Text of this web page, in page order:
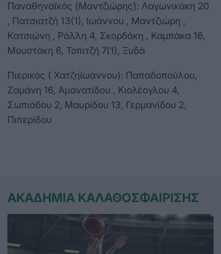
Παναθηναϊκός (Μαντζιώρης): Λαγωνικάκη 20
, Πατσιατζή 13(1), Ιωάννου , Μαντζιώρη ,
Κατσιώνη , Ράλλη 4, Σκορδάκη , Καμπάκα 16,
Μουστάκη 6, Τοπιτζή 7(1), Ξυδά
Πιερικός ( Χατζηϊωάννου): Παπαδοπούλου,
Ζαμάνη 16, Αμανατίδου , Κιολέογλου 4,
Σωπιάδου 2, Μαυρίδου 13, Γερμανίδου 2,
Πιπερίδου
ΑΚΑΔΗΜΙΑ ΚΑΛΑΘΟΣΦΑΙΡΙΣΗΣ